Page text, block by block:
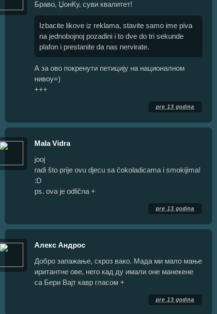
Браво, ЏонКу, суви квалитет!
Izbacite likove iz reklama, stavite samo ime piva
na jednobojnoj pozadini i to dve do tri sekunde
plafon i prestanite da nas nervirate.
А за ово покренути петицију на националном
нивоу=)
+++
pre 13 godina
Mala Vidra
jooj
radi što prije ovu djecu sa čokoladicama i smokijima!
:D
ps. ova je odlična +
pre 13 godina
Алекс Андрос
Добро запажање, скроз вако. Мада ми мало мање
иритантне ове, него кад ду имали оне манекене
са Бери Вајт кавр гласом +
pre 13 godina